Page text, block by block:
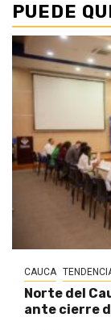
PUEDE
CAUCA
Norte del
ante cierre